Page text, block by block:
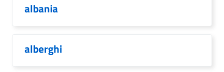
albania
alberghi